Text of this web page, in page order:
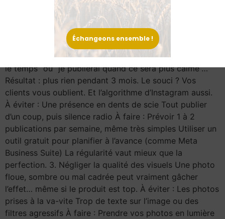
contexte Un discours trop technique À faire : Partager
un moment du quotidien, une anecdote, une valeur
Montrer qui se cache derrière la production Un bon
contenu = une info utile + une touche personnelle. 2.
Être irrégulier (ou silencieux trop longtemps) “Je n’ai pas
le temps” ou “je publierai quand ce sera plus calme”…
Résultat : plus rien pendant 3 mois. Le souci ? Vos
clients vous oublient. Et l’algorithme d’Instagram aussi.
À éviter : Une présence en dents de scie Tout publier
d’un coup, puis silence radio À faire : Prévoir 1 à 2
publications par semaine, même très simples Utiliser un
outil gratuit pour planifier à l’avance (comme Meta
Business Suite) La régularité vaut mieux que la
perfection. 3. Négliger la qualité des visuels Une photo
floue, sombre ou mal cadrée peut vraiment gâcher
l’effet… même si le produit est top. À éviter : Les photos
prises à la va-vite Trop de texte sur l’image ou des
filtres agressifs À faire : Prendre vos photos en lumière
Échangeons ensemble !